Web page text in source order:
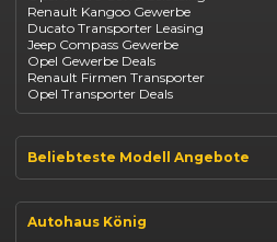
Suzuki
BYD
Kia
Mazda
Citroën
Abarth
Fiat Professional
Renault Kangoo Gewerbe
Ducato Transporter Leasing
Jeep Compass Gewerbe
Opel Gewerbe Deals
Renault Firmen Transporter
Opel Transporter Deals
Beliebteste Modell Angebote
Renault Arkana Leasing
Renault Captur Leasing
Autohaus König